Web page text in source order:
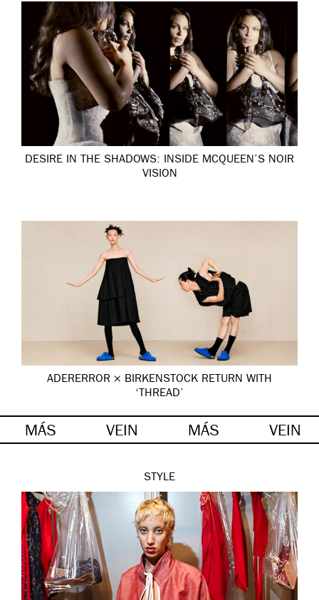
DESIRE IN THE SHADOWS: INSIDE MCQUEEN’S NOIR
VISION
ADERERROR × BIRKENSTOCK RETURN WITH
‘THREAD’
MÁS VEIN MÁS VEIN
STYLE